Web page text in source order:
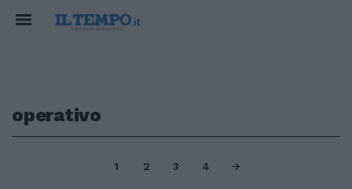
operativo
1 2 3 4